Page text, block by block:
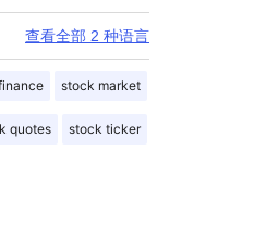
查看全部 2 种语言
stock market
quotes stock ticker